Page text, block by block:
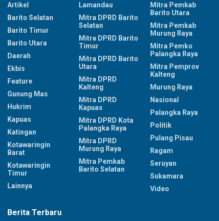
Artikel
Barito Selatan
Barito Timur
Barito Utara
Daerah
Ekbis
Feature
Gunung Mas
Hukrim
Kapuas
Katingan
Kotawaringin
Barat
Kotawaringin
Timur
Lainnya
Lamandau
Mitra DPRD Barito
Selatan
Mitra DPRD Barito
Timur
Mitra DPRD Barito
Utara
Mitra DPRD
Kalteng
Mitra DPRD
Kapuas
Mitra DPRD Kota
Palangka Raya
Mitra DPRD
Murung Raya
Mitra Pemkab
Barito Selatan
Mitra Pemkab
Barito Utara
Mitra Pemkab
Murung Raya
Mitra Pemko
Palangka Raya
Mitra Pemprov
Kalteng
Murung Raya
Nasional
Palangka Raya
Politik
Pulang Pisau
Ragam
Seruyan
Sukamara
Video
Berita Terbaru